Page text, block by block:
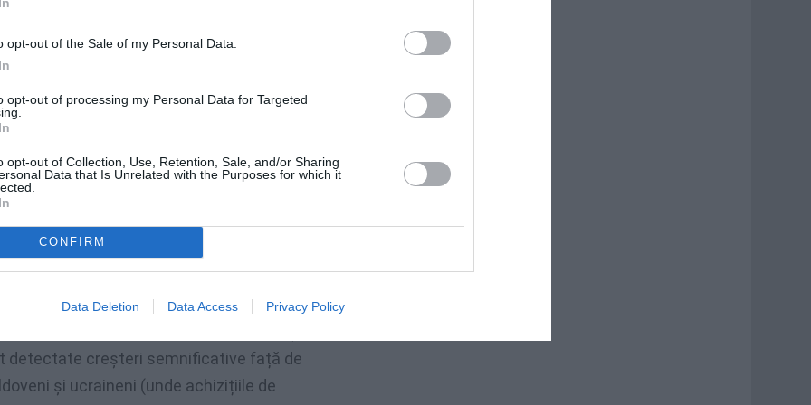
opt-out of the Sale of my Personal Data.
opt-out of processing my Personal Data for Targeted
opt-out of Collection, Use, Retention, Sale, and/or Sharing
Data that Is Unrelated with the Purposes for which it
CONFIRM
Data Deletion Data Access Privacy Policy
italiană
persoane originare din Albania (38 mii),
cetățeni italieni. Aceste trei țări
locul patru,Brazilia (11 mii), urmată de
în total 20 de mii de noi achiziții
detectate creșteri semnificative față de
și ucraineni (unde achizițiile de